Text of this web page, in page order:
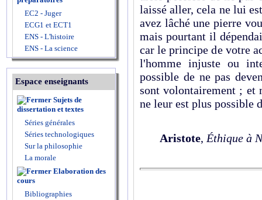
EC2 - Juger
ECG1 et ECT1
ENS - L'histoire
ENS - La science
Espace enseignants
Sujets de
dissertation et textes
Séries générales
Séries technologiques
Sur la philosophie
La morale
Elaboration des
cours
Bibliographies
laissé aller, cela ne lui
avez lâché une pierre
mais pourtant il
car le principe de votre
l'homme injuste ou
possible de ne pas
sont volontairement ; et
ne leur est plus possible
Aristote, Éthique à